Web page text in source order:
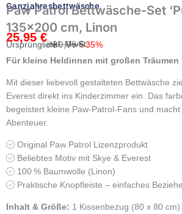
Ganzjahresbettwäsche
Paw Patrol Bettwäsche-Set
135×200 cm, Linon
25,95 €inkl. MwSt.
Ursprünglich:39,95€Ursprünglicher
Preis
39,95 €
Aktueller
Preis
25,95 €.
-35%
Für kleine Heldinnen mit großen Träumen
Mit dieser liebevoll gestalteten Bettwäsche
Everest direkt ins Kinderzimmer ein.
Das
begeistert kleine Paw-Patrol-Fans und
Abenteuer.
Original Paw Patrol Lizenzprodukt
Beliebtes Motiv mit Skye & Everest
100 % Baumwolle (Linon)
Praktische Knopfleiste – einfaches
Inhalt & Größe: 1 Kissenbezug (80 x 80